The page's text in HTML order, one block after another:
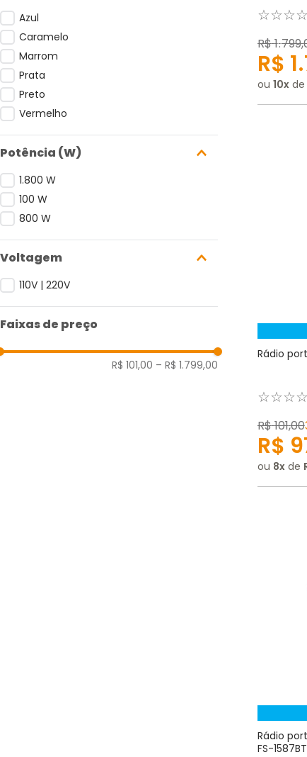
Azul
Caramelo
Marrom
Prata
Preto
Vermelho
Potência (W)
1.800 W
100 W
800 W
Voltagem
110V | 220V
Faixas de preço
R$ 101,00 – R$ 1.799,00
☆☆☆☆
R$1.799,
R$ 1.
ou 10 de
Rádio
☆☆☆☆
R$101,00
R$
ou 8 de
Rádio
FS-